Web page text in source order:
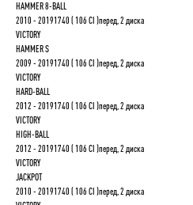
HAMMER 8-BALL
2010 - 20191740 ( 106 CI )перед, 2 диска
VICTORY
HAMMER S
2009 - 20191740 ( 106 CI )перед, 2 диска
VICTORY
HARD-BALL
2012 - 20191740 ( 106 CI )перед, 2 диска
VICTORY
HIGH-BALL
2012 - 20191740 ( 106 CI )перед, 2 диска
VICTORY
JACKPOT
2010 - 20191740 ( 106 CI )перед, 2 диска